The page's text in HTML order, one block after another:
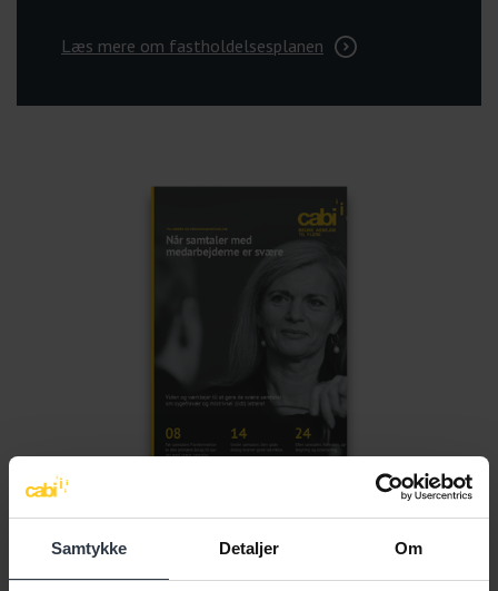
Samtykke Detaljer Om
Læs mere om fastholdelsesplanen